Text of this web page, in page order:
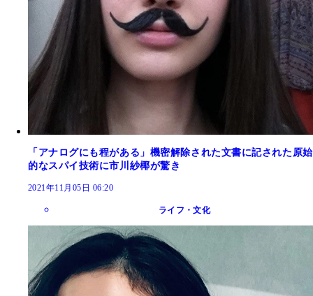
「アナログにも程がある」機密解除された文書に記された原始
的なスパイ技術に市川紗椰が驚き
2021年11月05日 06:20
ライフ・文化